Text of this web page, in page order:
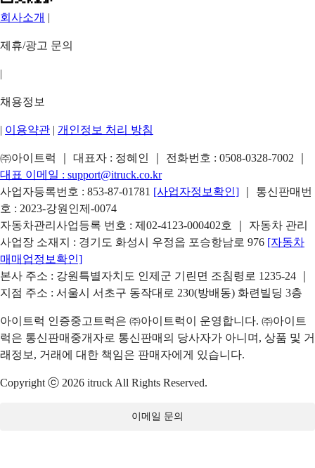
회사소개 |
제휴/광고 문의
|
채용정보
| 이용약관 | 개인정보 처리 방침
㈜아이트럭 ｜ 대표자 : 정혜인 ｜ 전화번호 : 0508-0328-7002
대표 이메일 : support@itruck.co.kr
사업자등록번호 : 853-87-01781 [사업자정보확인]
｜ 통신판매번
호 : 2023-강원인제-0074
자동차관리사업등록 번호 : 제02-4123-000402호 ｜ 자동차 관리
사업장 소재지 : 경기도 화성시 우정읍 포승항남로 976 [자동차
매매업정보확인]
본사 주소 : 강원특별자치도 인제군 기린면 조침령로 1235-24 ｜
지점 주소 : 서울시 서초구 동작대로 230(방배동) 화련빌딩 3층
아이트럭 인증중고트럭은 ㈜아이트럭이 운영합니다. ㈜아이트
럭은 통신판매중개자로 통신판매의 당사자가 아니며, 상품 및 거
래정보, 거래에 대한 책임은 판매자에게 있습니다.
Copyright ⓒ 2026 itruck All Rights Reserved.
이메일 문의